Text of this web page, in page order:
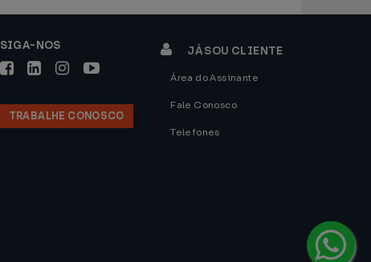
SIGA-NOS
TRABALHE CONOSCO
JÁ SOU CLIENTE
Área do Assinante
Fale Conosco
Telefones